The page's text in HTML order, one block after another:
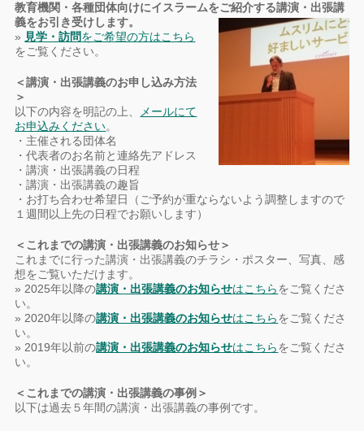
教育機関・各種団体向けにイスラームをご紹介する講演・出張講
義をお引き受けします。
» 見学・訪問をご希望の方はこちら
をご覧ください。
＜講演・出張講義のお申し込み方法
＞
以下の内容を明記の上、 メールにて
お申込みください。
・主催される団体名
・代表者のお名前と連絡先アドレス
・講演・出張講義の日程
・講演・出張講義の趣旨
・お打ち合わせ希望日（ご予約が重ならないよう調整しますので
１週間以上先の日程でお願いします）
＜これまでの講演・出張講義のお知らせ＞
これまでに行った講演・出張講義のチラシ・ポスター、写真、感
想をご覧いただけます。
» 2025年以降の講演・出張講義のお知らせはこちらをご覧くださ
い。
» 2020年以降の講演・出張講義のお知らせはこちらをご覧くださ
い。
» 2019年以前の講演・出張講義のお知らせはこちらをご覧くださ
い。
＜これまでの講演・出張講義の事例＞
以下は過去５年間の講演・出張講義の事例です。